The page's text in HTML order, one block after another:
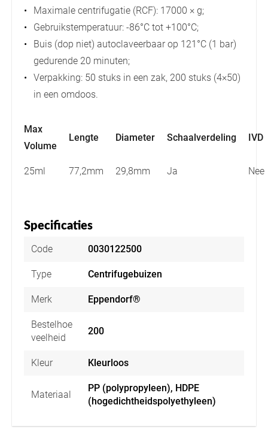
Maximale centrifugatie (RCF): 17000 × g;
Gebruikstemperatuur: -86°C tot +100°C;
Buis (dop niet) autoclaveerbaar op 121°C (1 bar)
gedurende 20 minuten;
Verpakking: 50 stuks in een zak, 200 stuks (4×50)
in een omdoos.
Max
Volume
Lengte Diameter Schaalverdeling IVD
25ml 77,2mm 29,8mm Ja Nee
Specificaties
Code 0030122500
Type Centrifugebuizen
Merk Eppendorf®
Bestelhoe
veelheid
200
Kleur Kleurloos
Materiaal
PP (polypropyleen), HDPE
(hogedichtheidspolyethyleen)